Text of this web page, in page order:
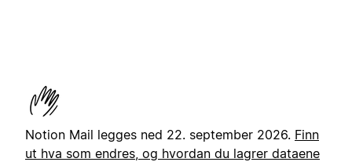
Notion Mail legges ned 22. september 2026. Finn
ut hva som endres, og hvordan du lagrer dataene